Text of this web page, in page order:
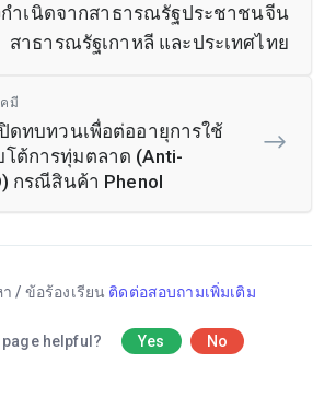
ำเนิดจากสาธารณรัฐประชาชนจีน
สาธารณรัฐเกาหลี และประเทศไทย
มี
ดทบทวนเพื่อต่ออายุการใช้
ต้การทุ่มตลาด (Anti-
กรณีสินค้า Phenol
/ ข้อร้องเรียน ติดต่อสอบถามเพิ่มเติม
helpful? Yes No